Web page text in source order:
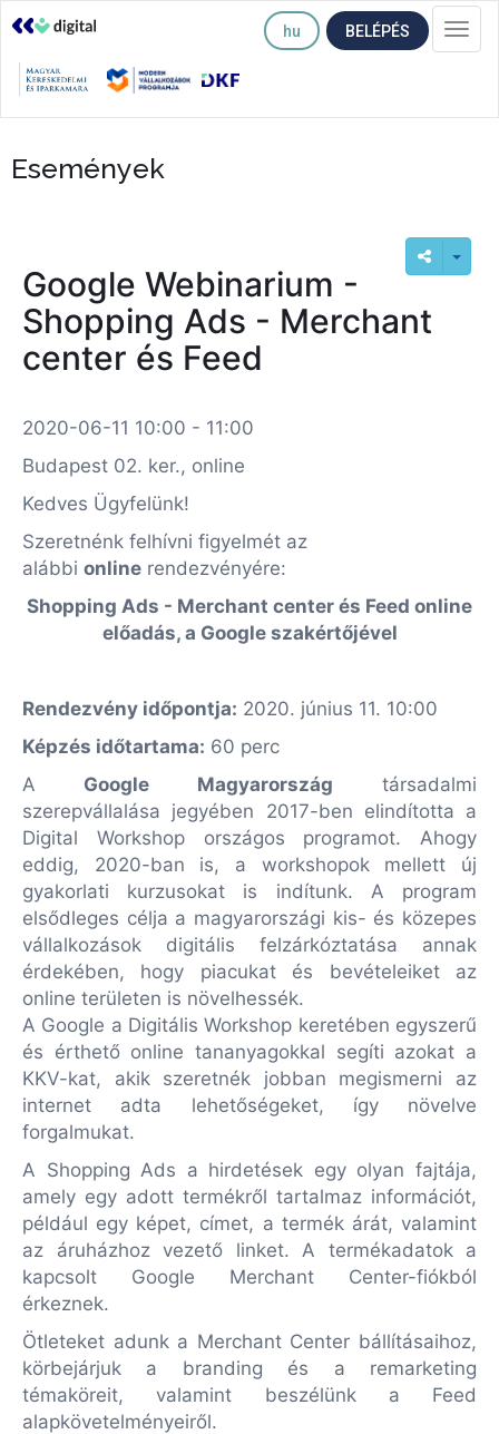
hu BELÉPÉS
Események
Google Webinarium -
Shopping Ads - Merchant
center és Feed
2020-06-11 10:00 - 11:00
Budapest 02. ker., online
Kedves Ügyfelünk!
Szeretnénk felhívni figyelmét az
alábbi online rendezvényére:
Shopping Ads - Merchant center és Feed online
előadás, a Google szakértőjével
Rendezvény időpontja: 2020. június 11. 10:00
Képzés időtartama: 60 perc
A
Google Magyarország
társadalmi
szerepvállalása jegyében 2017-ben elindította a
Digital Workshop országos programot. Ahogy
eddig, 2020-ban is, a workshopok mellett új
gyakorlati kurzusokat is indítunk. A program
elsődleges célja a magyarországi kis- és közepes
vállalkozások digitális felzárkóztatása annak
érdekében, hogy piacukat és bevételeiket az
online területen is növelhessék.
A Google a Digitális Workshop keretében egyszerű
és érthető online tananyagokkal segíti azokat a
KKV-kat, akik szeretnék jobban megismerni az
internet adta lehetőségeket, így növelve
forgalmukat.
A Shopping Ads a hirdetések egy olyan fajtája,
amely egy adott termékről tartalmaz információt,
például egy képet, címet, a termék árát, valamint
az áruházhoz vezető linket. A termékadatok a
kapcsolt Google Merchant Center-fiókból
érkeznek.
Ötleteket adunk a Merchant Center bállításaihoz,
körbejárjuk a branding és a remarketing
témaköreit, valamint beszélünk a Feed
alapkövetelményeiről.